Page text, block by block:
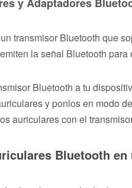
transmisor Bluetooth que
la señal Bluetooth
Bluetooth a tu
y ponlos en modo
auriculares con el
Bluetooth en